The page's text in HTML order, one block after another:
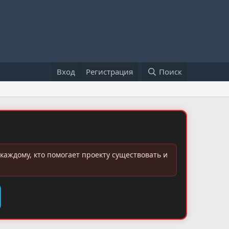
Вход Регистрация Поиск
кто помогает проекту существовать и